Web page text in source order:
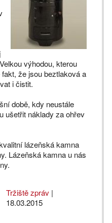
výhodou, kterou
že jsou beztlaková a
i čistit.
době, kdy neustále
ušetřit náklady za ohřev
lázeňská kamna
Lázeňská kamna u nás
Tržiště zpráv |
18.03.2015